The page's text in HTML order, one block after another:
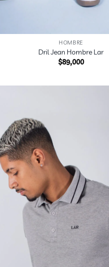
HOMBRE
Dril Jean Hombre Lar
$89,000